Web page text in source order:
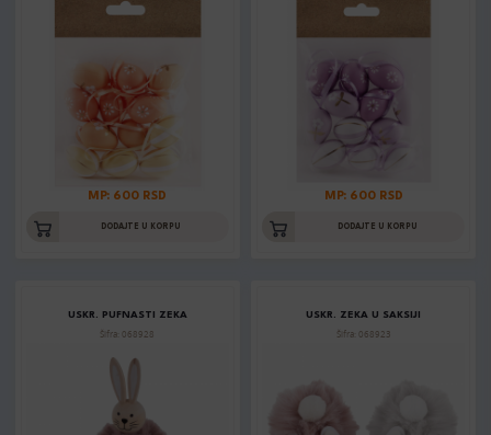
MP: 600 RSD
DODAJTE U KORPU
MP: 600 RSD
DODAJTE U KORPU
USKR. PUFNASTI ZEKA
Šifra: 068928
USKR. ZEKA U SAKSIJI
Šifra: 068923